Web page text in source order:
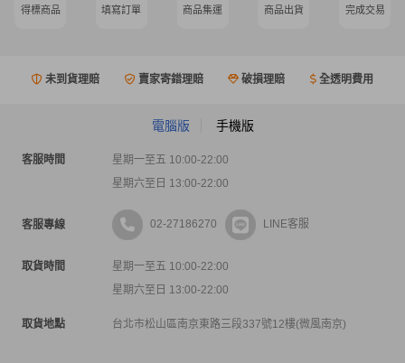
得標商品 填寫訂單 商品集運 商品出貨 完成交易
未到貨理賠 賣家寄錯理賠 破損理賠 全透明費用
電腦版 手機版
客服時間
星期一至五 10:00-22:00
星期六至日 13:00-22:00
客服專線 02-27186270 LINE客服
取貨時間
星期一至五 10:00-22:00
星期六至日 13:00-22:00
取貨地點 台北市松山區南京東路三段337號12樓(微風南京)